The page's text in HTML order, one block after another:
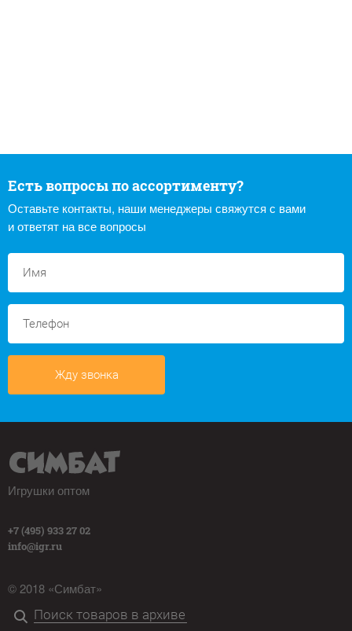
Есть вопросы по ассортименту?
Оставьте контакты, наши менеджеры свяжутся с вами
и ответят на все вопросы
Жду звонка
Игрушки оптом
+7 (495) 933 27 02
info@igr.ru
© 2018 «Симбат»